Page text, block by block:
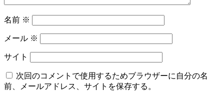
名前 ※
メール ※
サイト
次回のコメントで使用するためブラウザーに自分の名
前、メールアドレス、サイトを保存する。